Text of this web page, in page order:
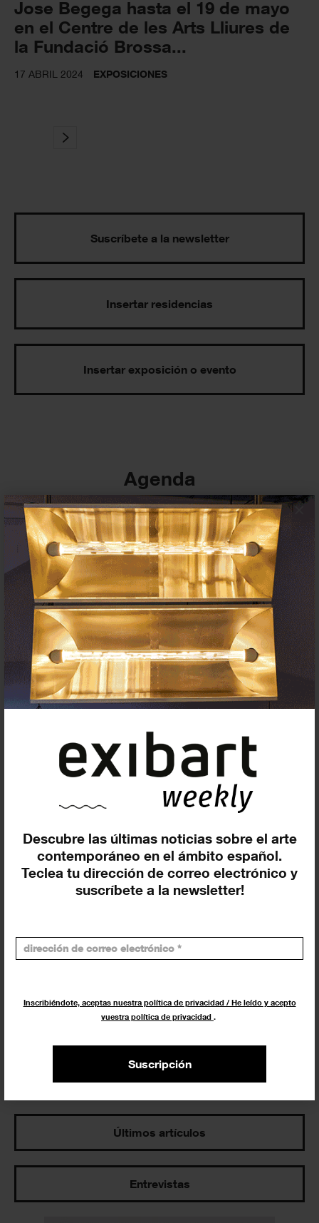
Descubre las últimas noticias sobre el arte
contemporáneo en el ámbito español.
Teclea tu dirección de correo electrónico y
suscríbete a la newsletter!
Inscribiéndote, aceptas nuestra política de privacidad / He leído y acepto
vuestra política de privacidad .
Suscripción
×
Jose Begega hasta el 19 de mayo
en el Centre de les Arts Lliures de
la Fundació Brossa...
17 ABRIL 2024 EXPOSICIONES
Suscríbete a la newsletter
Insertar residencias
Insertar exposición o evento
Agenda
Exposiciones, inauguraciones,
actividades.
¡Te ayudamos a encontrar el
evento que buscas !
Exposiciones y eventos
Eventos de hoy
En curso y futuros
Pasados, en curso y futuros
Incluir eventos web
Exposiciones y actividades en tu ciudad
Los más leídos
Últimos artículos
Entrevistas